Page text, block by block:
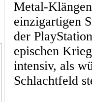
Metal-
einzigartigen
der
epischen
intensiv, als
Schlachtfeld